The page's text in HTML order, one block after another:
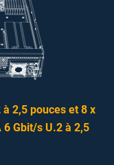
2,5 pouces et 8 x
Gbit/s U.2 à 2,5